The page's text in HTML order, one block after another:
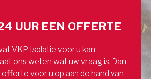
UUR EEN OFFERTE
VKP Isolatie voor u kan
ons weten wat uw vraag is. Dan
voor u op aan de hand van